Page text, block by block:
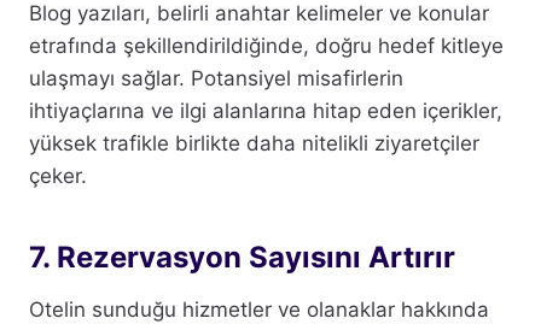
Blog yazıları, belirli anahtar kelimeler ve konular
etrafında şekillendirildiğinde, doğru hedef kitleye
ulaşmayı sağlar. Potansiyel misafirlerin
ihtiyaçlarına ve ilgi alanlarına hitap eden içerikler,
yüksek trafikle birlikte daha nitelikli ziyaretçiler
çeker.
7. Rezervasyon Sayısını Artırır
Otelin sunduğu hizmetler ve olanaklar hakkında